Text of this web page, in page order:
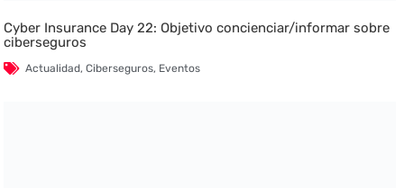
Cyber Insurance Day 22: Objetivo concienciar/informar sobre
ciberseguros
Actualidad,Ciberseguros, Eventos